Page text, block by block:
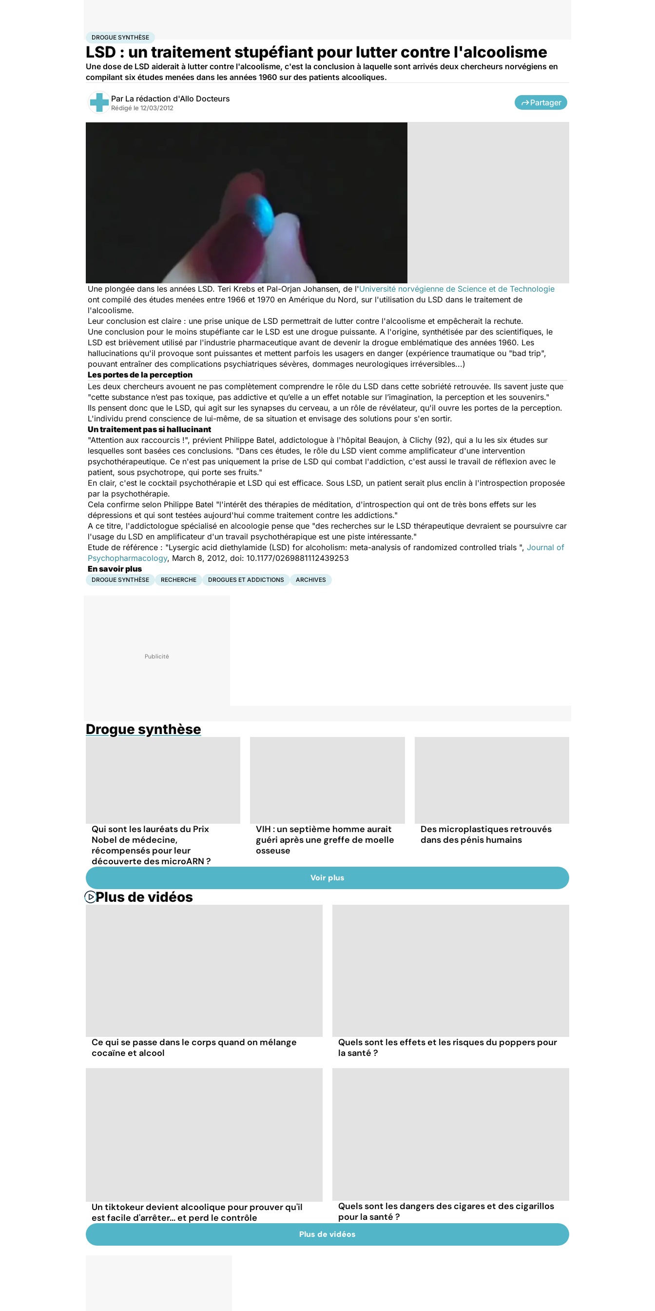
AccueilSantéMaladiesDrogue synthèse
DROGUE SYNTHÈSE
LSD : un traitement stupéfiant pour lutter contre l'alcoolisme
Une dose de LSD aiderait à lutter contre l'alcoolisme, c'est la conclusion à laquelle sont arrivés deux chercheurs norvégiens en
compilant six études menées dans les années 1960 sur des patients alcooliques.
Par La rédaction d'Allo Docteurs
Rédigé le 12/03/2012
Partager
Une plongée dans les années LSD. Teri Krebs et Pal-Orjan Johansen, de l'Université norvégienne de Science et de Technologie
ont compilé des études menées entre 1966 et 1970 en Amérique du Nord, sur l'utilisation du LSD dans le traitement de
l'alcoolisme.
Leur conclusion est claire : une prise unique de LSD permettrait de lutter contre l'alcoolisme et empêcherait la rechute.
Une conclusion pour le moins stupéfiante car le LSD est une drogue puissante. A l'origine, synthétisée par des scientifiques, le
LSD est brièvement utilisé par l'industrie pharmaceutique avant de devenir la drogue emblématique des années 1960. Les
hallucinations qu'il provoque sont puissantes et mettent parfois les usagers en danger (expérience traumatique ou "bad trip",
pouvant entraîner des complications psychiatriques sévères, dommages neurologiques irréversibles...)
Les portes de la perception
Les deux chercheurs avouent ne pas complètement comprendre le rôle du LSD dans cette sobriété retrouvée. Ils savent juste que
"cette substance n’est pas toxique, pas addictive et qu’elle a un effet notable sur l’imagination, la perception et les souvenirs."
Ils pensent donc que le LSD, qui agit sur les synapses du cerveau, a un rôle de révélateur, qu'il ouvre les portes de la perception.
L'individu prend conscience de lui-même, de sa situation et envisage des solutions pour s'en sortir.
Un traitement pas si hallucinant
"Attention aux raccourcis !", prévient Philippe Batel, addictologue à l'hôpital Beaujon, à Clichy (92), qui a lu les six études sur
lesquelles sont basées ces conclusions. "Dans ces études, le rôle du LSD vient comme amplificateur d'une intervention
psychothérapeutique. Ce n'est pas uniquement la prise de LSD qui combat l'addiction, c'est aussi le travail de réflexion avec le
patient, sous psychotrope, qui porte ses fruits."
En clair, c'est le cocktail psychothérapie et LSD qui est efficace. Sous LSD, un patient serait plus enclin à l'introspection proposée
par la psychothérapie.
Cela confirme selon Philippe Batel "l'intérêt des thérapies de méditation, d'introspection qui ont de très bons effets sur les
dépressions et qui sont testées aujourd'hui comme traitement contre les addictions."
A ce titre, l'addictologue spécialisé en alcoologie pense que "des recherches sur le LSD thérapeutique devraient se poursuivre car
l'usage du LSD en amplificateur d'un travail psychothérapique est une piste intéressante."
Etude de référence : "Lysergic acid diethylamide (LSD) for alcoholism: meta-analysis of randomized controlled trials ", Journal of
Psychopharmacology, March 8, 2012, doi: 10.1177/0269881112439253
En savoir plus
DROGUE SYNTHÈSE RECHERCHE DROGUES ET ADDICTIONS ARCHIVES
Drogue synthèse
Qui sont les lauréats du Prix
Nobel de médecine,
récompensés pour leur
découverte des microARN ?
VIH : un septième homme aurait
guéri après une greffe de moelle
osseuse
Des microplastiques retrouvés
dans des pénis humains
Voir plus
Plus de vidéos
Ce qui se passe dans le corps quand on mélange
cocaïne et alcool
Quels sont les effets et les risques du poppers pour
la santé ?
Un tiktokeur devient alcoolique pour prouver qu'il
est facile d'arrêter... et perd le contrôle
Quels sont les dangers des cigares et des cigarillos
pour la santé ?
Plus de vidéos